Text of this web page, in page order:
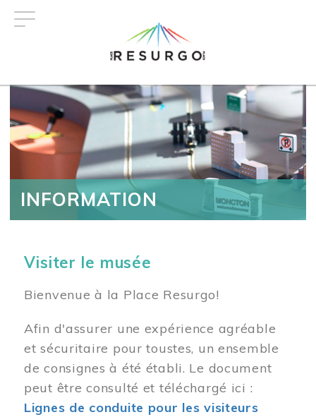
INFORMATION
Visiter le musée
Bienvenue à la Place Resurgo!
Afin d'assurer une expérience agréable
et sécuritaire pour toustes, un ensemble
de consignes à été établi. Le document
peut être consulté et téléchargé ici :
Lignes de conduite pour les visiteurs